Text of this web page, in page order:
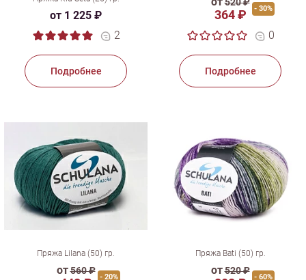
от 1 225 ₽
2
Подробнее
364 ₽ - 30%
0
Подробнее
Пряжа Lilana (50) гр.
от560 ₽
- 20%
Пряжа Bati (50) гр.
от520 ₽
- 60%